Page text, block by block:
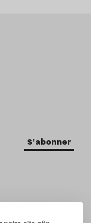
S'abonner
sur la